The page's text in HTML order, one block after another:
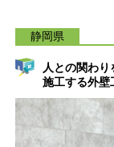
静岡県
人との関わ
施工する外壁